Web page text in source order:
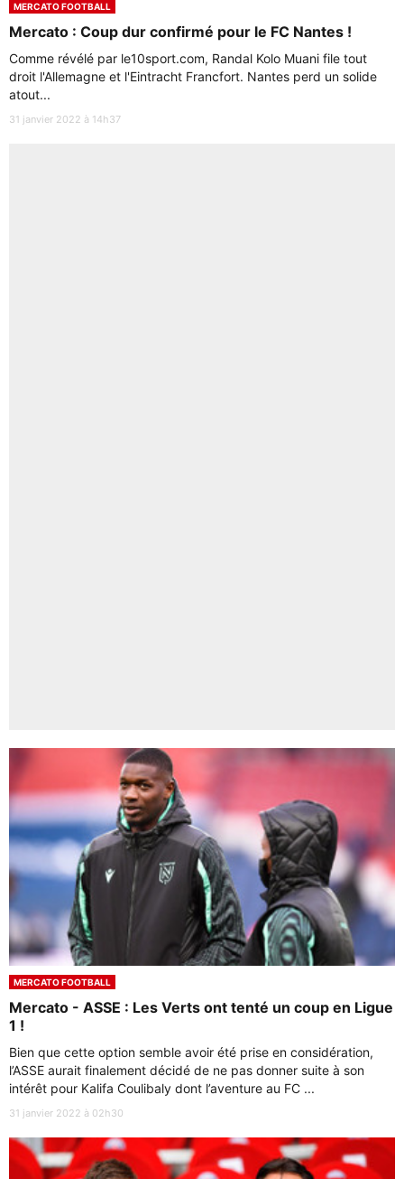
MERCATO FOOTBALL
Mercato : Coup dur confirmé pour le FC Nantes !
Comme révélé par le10sport.com, Randal Kolo Muani file tout
droit l'Allemagne et l'Eintracht Francfort. Nantes perd un solide
atout...
31 janvier 2022 à 14h37
MERCATO FOOTBALL
Mercato - ASSE : Les Verts ont tenté un coup en Ligue
1 !
Bien que cette option semble avoir été prise en considération,
l’ASSE aurait finalement décidé de ne pas donner suite à son
intérêt pour Kalifa Coulibaly dont l’aventure au FC ...
31 janvier 2022 à 02h30